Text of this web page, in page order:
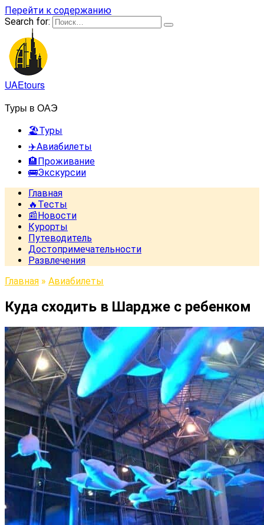
Перейти к содержанию
Search for:
UAEtours
Туры в ОАЭ
🏖️Туры
✈️Авиабилеты
🏨Проживание
🚌Экскурсии
Главная
🔥Тесты
📰Новости
Курорты
Путеводитель
Достопримечательности
Развлечения
Главная » Авиабилеты
Куда сходить в Шардже с ребенком